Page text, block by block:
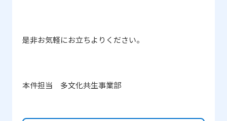
是非お気軽にお立ちよりください。
本件担当 多文化共生事業部